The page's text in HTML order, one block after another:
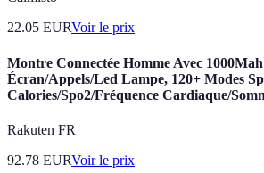
22.05 EURVoir le prix
Montre Connectée Homme Avec
Écran/Appels/Led Lampe, 120+ Modes
Calories/Spo2/Fréquence Cardiaque/
Rakuten FR
92.78 EURVoir le prix